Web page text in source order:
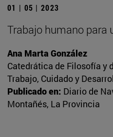
01 | 05 | 2023
Trabajo humano para
Ana Marta González
Catedrática de Filosofía y
Trabajo, Cuidado y
Publicado en: Diario de
Montañés, La Provincia